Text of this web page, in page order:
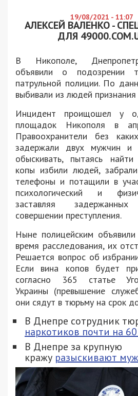
19/08/2021 - 11:07
АЛЕКСЕЙ ВАЛЕНКО -
ДЛЯ
В Никополе,
объявили о подозрении
патрульной полиции. По
выбивали из людей признания
Инцидент проищошел у
площадок Никополя в
Правоохранители без
задержали двух мужчин и
обыскивать, пытаясь
копы избили людей,
телефоны и потащили в
психологический и
заставляя
совершении преступления.
Ныне полицейским
время расследования, их
Решается вопрос об
Если вина копов будет
согласно 365 статье
Украины (превышение
они сядут в тюрьму на срок
В Днепре сотрудник
наркотиков почти на
В Днепре за крупную
кражу разыскивают